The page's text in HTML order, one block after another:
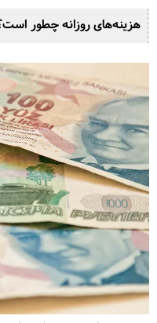
هزینه‌های روزانه چطور